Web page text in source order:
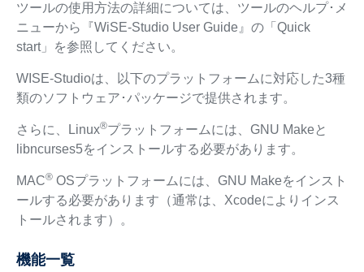
ツールの使用方法の詳細については、ツールのヘルプ･メ
ニューから『WiSE-Studio User Guide』の「Quick
start」を参照してください。
WISE-Studioは、以下のプラットフォームに対応した3種
類のソフトウェア･パッケージで提供されます。
さらに、Linux®プラットフォームには、GNU Makeと
libncurses5をインストールする必要があります。
MAC®OSプラットフォームには、GNU Makeをインスト
ールする必要があります（通常は、Xcodeによりインス
トールされます）。
機能一覧